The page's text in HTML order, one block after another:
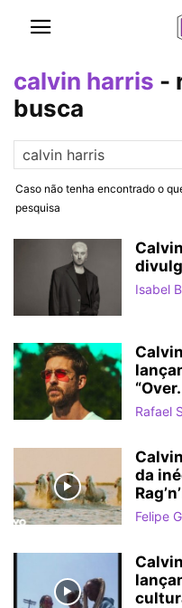
calvin harris -
busca
Caso não tenha encontrado o
pesquisa
Isabel
Rafael
da
Felipe